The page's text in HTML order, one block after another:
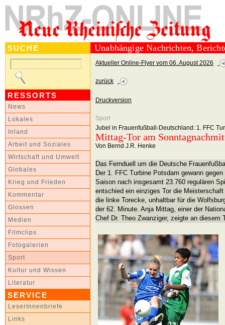
SUCHE
RESSORTS
News
Lokales
Inland
Arbeit und Soziales
Wirtschaft und Umwelt
Globales
Krieg und Frieden
Kommentar
Glossen
Medien
Filmclips
Fotogalerien
Sport
Kultur und Wissen
Literatur
SERVICE
LeserInnenbriefe
Links
Unabhängige Nachrichten,
Aktueller Online-Flyer vom 06. August 2026
zurück
Druckversion
Sport
Jubel in Frauenfußball-Deutschland: 1. FFC
Mittag-Tor am
Von Bernd J.R. Henke
Das Fernduell um die Deutsche
Der 1. FFC Turbine Potsdam gewann
Saison nach insgesamt 23.760 regulären
entschied ein einziges Tor die
die linke Torecke, unhaltbar für die
der 62. Minute. Anja Mittag, einer der
Chef Dr. Theo Zwanziger, zeigte an diesem